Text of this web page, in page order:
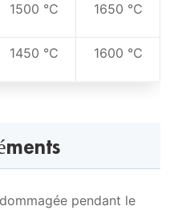
1500 ℃ 1650 ℃
1450 ℃ 1600 ℃
pendant le